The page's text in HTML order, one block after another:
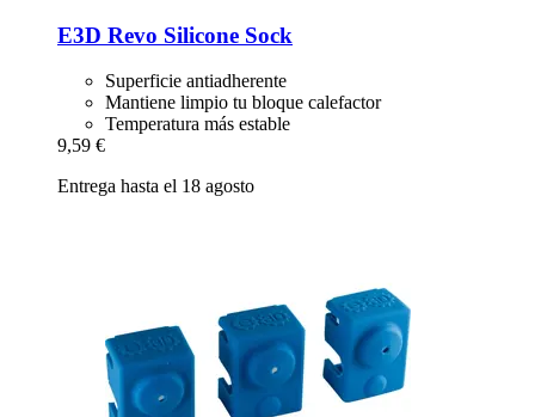
E3D Revo Silicone Sock
Superficie antiadherente
Mantiene limpio tu bloque calefactor
Temperatura más estable
9,59 €
Entrega hasta el 18 agosto